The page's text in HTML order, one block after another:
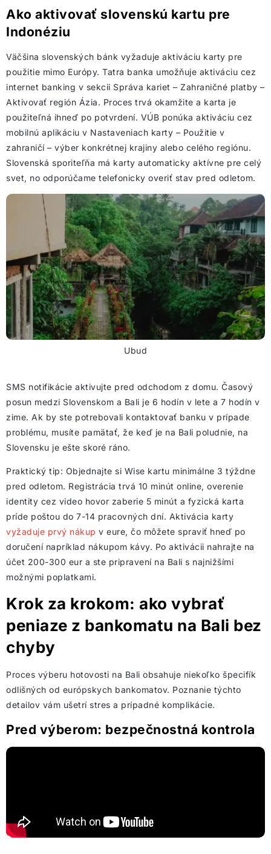
Ako aktivovať slovenskú kartu pre
Indonéziu
Väčšina slovenských bánk vyžaduje aktiváciu karty pre
použitie mimo Európy. Tatra banka umožňuje aktiváciu cez
internet banking v sekcii Správa kariet – Zahraničné platby –
Aktivovať región Ázia. Proces trvá okamžite a karta je
použiteľná ihneď po potvrdení. VÚB ponúka aktiváciu cez
mobilnú aplikáciu v Nastaveniach karty – Použitie v
zahraničí – výber konkrétnej krajiny alebo celého regiónu.
Slovenská sporiteľňa má karty automaticky aktívne pre celý
svet, no odporúčame telefonicky overiť stav pred odletom.
Ubud
SMS notifikácie aktivujte pred odchodom z domu. Časový
posun medzi Slovenskom a Bali je 6 hodín v lete a 7 hodín v
zime. Ak by ste potrebovali kontaktovať banku v prípade
problému, musíte pamätať, že keď je na Bali poludnie, na
Slovensku je ešte skoré ráno.
Praktický tip: Objednajte si Wise kartu minimálne 3 týždne
pred odletom. Registrácia trvá 10 minút online, overenie
identity cez video hovor zaberie 5 minút a fyzická karta
príde poštou do 7-14 pracovných dní. Aktivácia karty
vyžaduje prvý nákup v eure, čo môžete spraviť hneď po
doručení napríklad nákupom kávy. Po aktivácii nahrajte na
účet 200-300 eur a ste pripravení na Bali s najnižšími
možnými poplatkami.
Krok za krokom: ako vybrať
peniaze z bankomatu na Bali bez
chyby
Proces výberu hotovosti na Bali obsahuje niekoľko špecifík
odlišných od európskych bankomatov. Poznanie týchto
detailov vám ušetrí stres a prípadné komplikácie.
Pred výberom: bezpečnostná kontrola